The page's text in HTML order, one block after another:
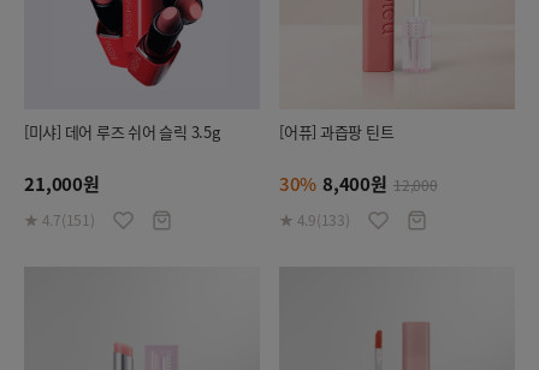
[미샤] 데어 루즈 쉬어 슬릭 3.5g
21,000원
★ 4.7(151)
[어퓨] 과즙팡 틴트
30% 8,400원 12,000
★ 4.9(133)